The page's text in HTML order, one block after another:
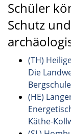
Schüler
Schutz
(TH)
Die
(HE)
Käthe-